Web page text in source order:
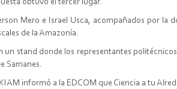
obtuvo el tercer lugar.
Mero e Israel Usca, acompañados por la
de la Amazonía.
un stand donde los representantes
Samanes.
informó a la EDCOM que Ciencia a tu